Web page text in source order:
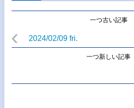
一つ古い記事
2024/02/09 fri.
一つ新しい記事